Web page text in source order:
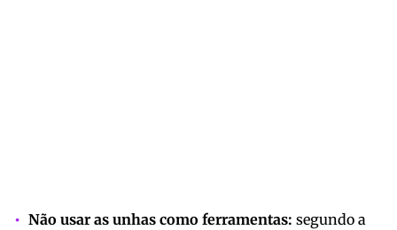
Não usar as unhas como ferramentas: segundo a